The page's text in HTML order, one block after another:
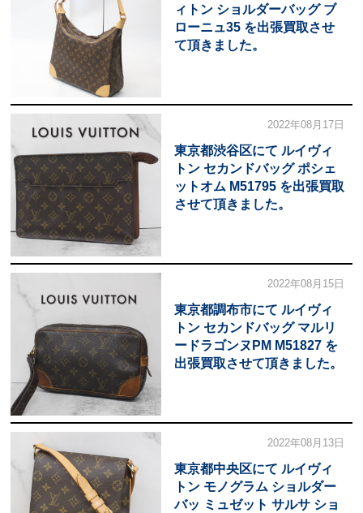
ィトン ショルダーバッグ ブ
ローニュ35 を出張買取させ
て頂きました。
2022年08月17日
東京都渋谷区にて ルイヴィ
トン セカンドバッグ ポシェ
ットオム M51795 を出張買取
させて頂きました。
2022年08月15日
東京都調布市にて ルイヴィ
トン セカンドバッグ マルリ
ードラゴンヌPM M51827 を
出張買取させて頂きました。
2022年08月13日
東京都中央区にて ルイヴィ
トン モノグラム ショルダー
バッ ミュゼット サルサ ショ